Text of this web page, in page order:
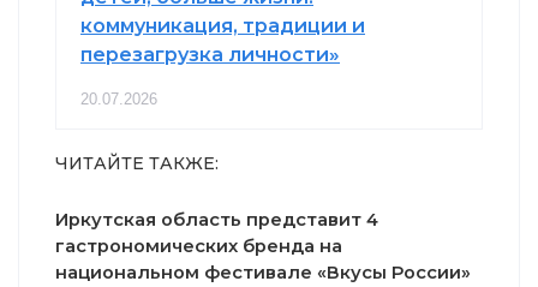
коммуникация, традиции и
перезагрузка личности»
20.07.2026
ЧИТАЙТЕ ТАКЖЕ:
Иркутская область представит 4
гастрономических бренда на
национальном фестивале «Вкусы России»